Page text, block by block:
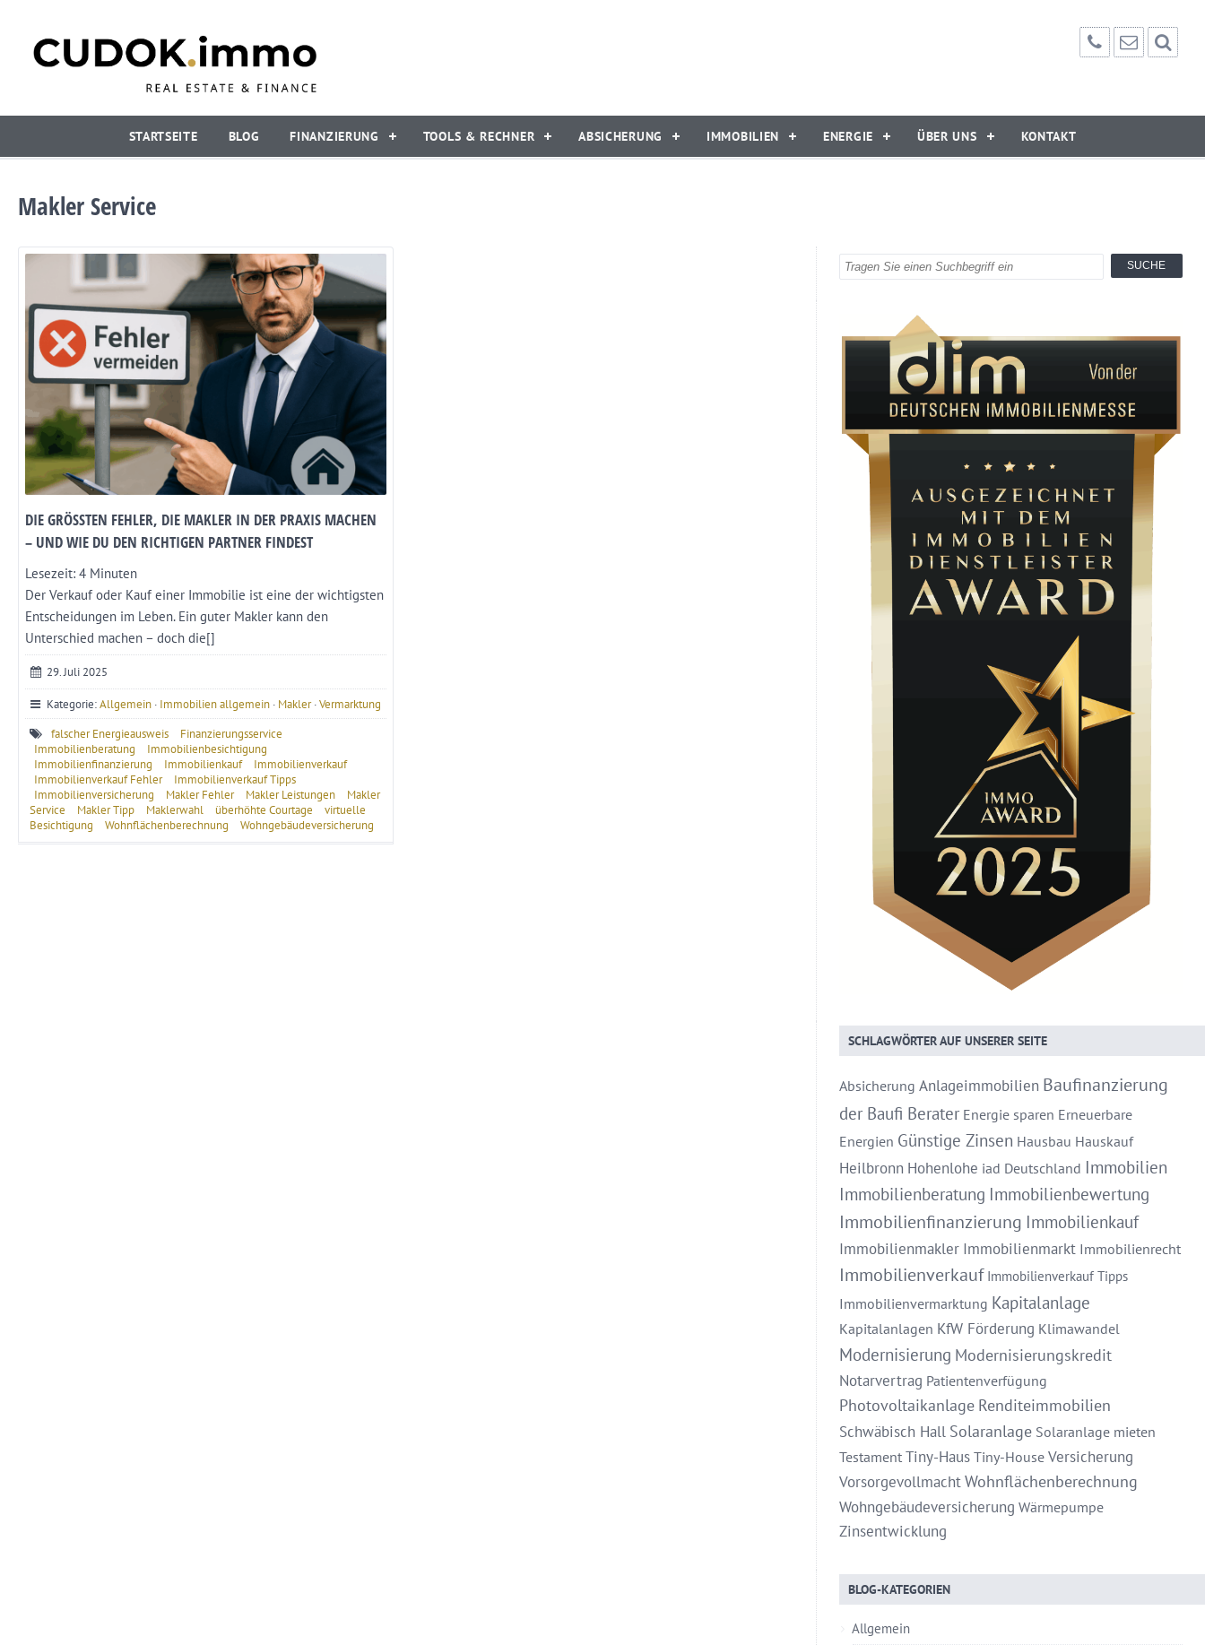
STARTSEITE BLOG FINANZIERUNG TOOLS & RECHNER ABSICHERUNG IMMOBILIEN ENERGIE ÜBER UNS KONTAKT
Makler Service
DIE GRÖSSTEN FEHLER, DIE MAKLER IN DER PRAXIS MACHEN –
UND WIE DU DEN RICHTIGEN PARTNER FINDEST
Lesezeit: 4 Minuten
Der Verkauf oder Kauf einer Immobilie ist eine der wichtigsten
Entscheidungen im Leben. Ein guter Makler kann den
Unterschied machen – doch die[]
29. Juli 2025
Kategorie:Allgemein · Immobilien allgemein · Makler·Vermarktung
falscher Energieausweis
Finanzierungsservice
Immobilienberatung
Immobilienbesichtigung
Immobilienfinanzierung
Immobilienkauf
Immobilienverkauf
Immobilienverkauf Fehler
Immobilienverkauf Tipps
Immobilienversicherung
Makler Fehler Makler Leistungen
Makler
Service
Makler Tipp Maklerwahl überhöhte Courtage
virtuelle
Besichtigung
Wohnflächenberechnung Wohngebäudeversicherung
SCHLAGWÖRTER AUF UNSERER SEITE
Absicherung Anlageimmobilien Baufinanzierung
der Baufi Berater Energie sparen Erneuerbare
Energien Günstige Zinsen Hausbau Hauskauf
Heilbronn Hohenlohe iad Deutschland Immobilien
Immobilienberatung Immobilienbewertung
Immobilienfinanzierung Immobilienkauf
Immobilienmakler Immobilienmarkt Immobilienrecht
Immobilienverkauf Immobilienverkauf Tipps
Immobilienvermarktung Kapitalanlage
Kapitalanlagen KfW Förderung Klimawandel
Modernisierung Modernisierungskredit
Notarvertrag Patientenverfügung
Photovoltaikanlage Renditeimmobilien
Schwäbisch Hall Solaranlage Solaranlage mieten
Testament Tiny-Haus Tiny-House Versicherung
VorsorgevollmachtWohnflächenberechnung
Wohngebäudeversicherung Wärmepumpe
Zinsentwicklung
BLOG-KATEGORIEN
Allgemein